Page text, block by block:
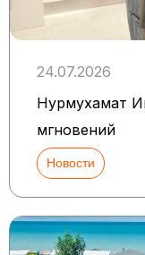
24.07.2026
Нурмухамат
мгновений
Новости